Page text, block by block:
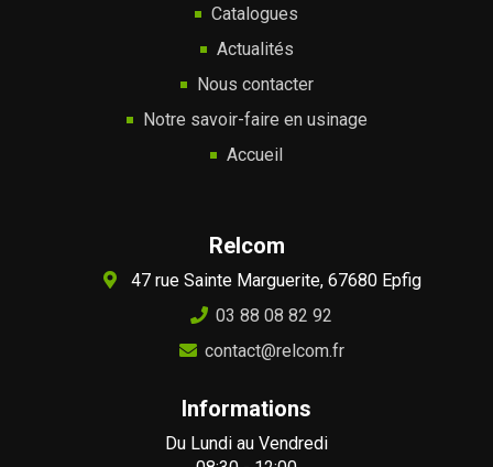
Catalogues
Actualités
Nous contacter
Notre savoir-faire en usinage
Accueil
Relcom
47 rue Sainte Marguerite, 67680 Epfig
03 88 08 82 92
contact@relcom.fr
Informations
Du Lundi au Vendredi